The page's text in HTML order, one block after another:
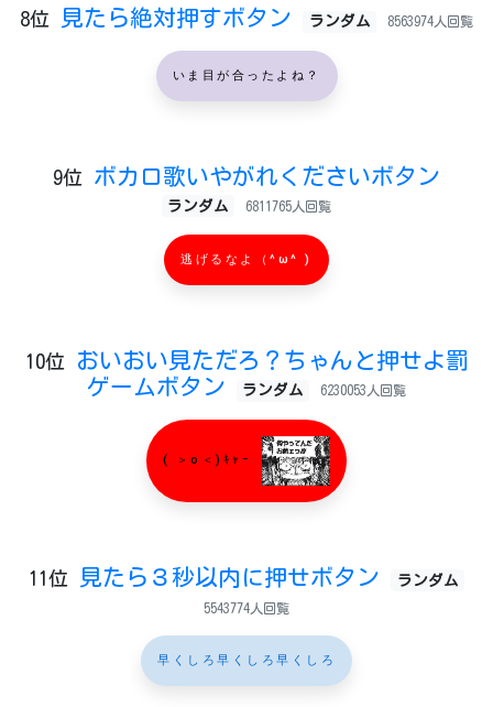
8位 見たら絶対押すボタン ランダム 8563974人回覧
いま目が合ったよね？
9位 ボカロ歌いやがれくださいボタン
ランダム 6811765人回覧
逃げるなよ（^ω^ )
10位
おいおい見ただろ？ちゃんと押せよ罰
ゲームボタン
ランダム 6230053人回覧
( ＞o＜)ｷｬｰ
11位 見たら３秒以内に押せボタン ランダム
5543774人回覧
早くしろ早くしろ早くしろ